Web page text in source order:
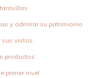
y admirar su patrimionio
sus vistas
productos
primer nivel